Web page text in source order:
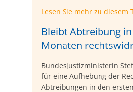
Lesen Sie mehr zu diesem
Bleibt Abtreibung
Monaten
Bundesjustizministerin
für eine Aufhebung der
Abtreibungen in den